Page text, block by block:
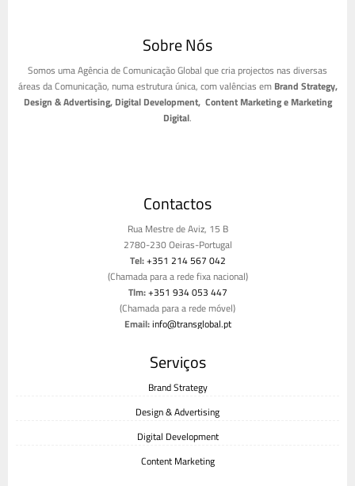
Sobre Nós
Somos uma Agência de Comunicação Global que cria projectos nas diversas
áreas da Comunicação, numa estrutura única, com valências em Brand Strategy,
Design & Advertising, Digital Development, Content Marketing e Marketing
Digital.
Contactos
Rua Mestre de Aviz, 15 B
2780-230 Oeiras-Portugal
Tel:+351 214 567 042
(Chamada para a rede fixa nacional)
Tlm:+351 934 053 447
(Chamada para a rede móvel)
Email:info@transglobal.pt
Serviços
Brand Strategy
Design & Advertising
Digital Development
Content Marketing